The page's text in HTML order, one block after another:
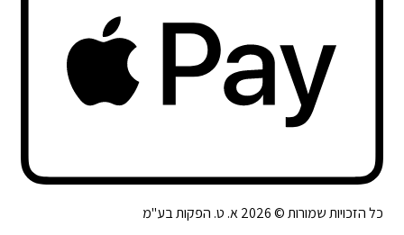
כל הזכויות שמורות ©2026א. ט. הפקות בע"מ